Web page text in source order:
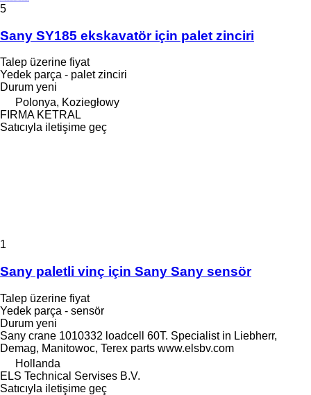
5
Sany SY185 ekskavatör için palet zinciri
Talep üzerine fiyat
Yedek parça - palet zinciri
Durum yeni
Polonya, Koziegłowy
FIRMA KETRAL
Satıcıyla iletişime geç
1
Sany paletli vinç için Sany Sany sensör
Talep üzerine fiyat
Yedek parça - sensör
Durum yeni
Sany crane 1010332 loadcell 60T. Specialist in Liebherr,
Demag, Manitowoc, Terex parts www.elsbv.com
Hollanda
ELS Technical Servises B.V.
Satıcıyla iletişime geç